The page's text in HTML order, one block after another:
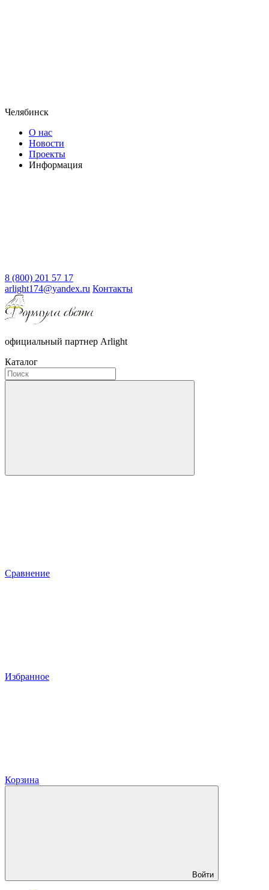
Челябинск
О нас
Новости
Проекты
Информация
8 (800) 201 57 17
arlight174@yandex.ru Контакты
официальный партнер Arlight
Каталог
Сравнение
Избранное
Корзина
Войти